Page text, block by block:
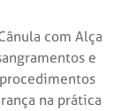
com Alça
e
na prática